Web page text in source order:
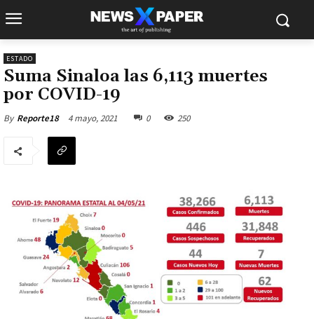
ESTADO
Suma Sinaloa las 6,113 muertes
por COVID-19
By Reporte18 4 mayo, 2021 0 250